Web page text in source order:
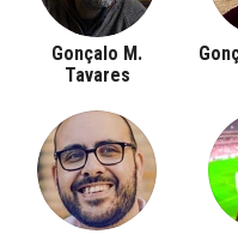
Gonçalo M.
Tavares